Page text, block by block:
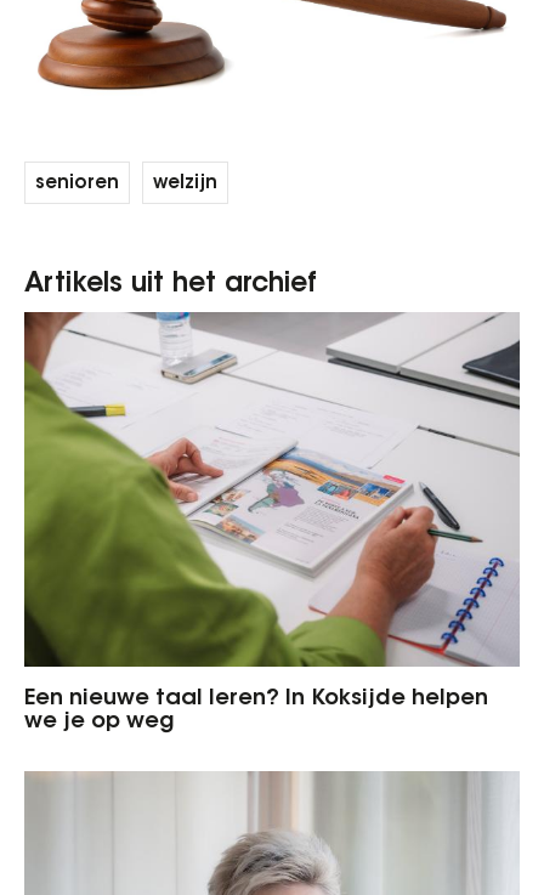
senioren welzijn
Artikels uit het archief
Een nieuwe taal leren? In Koksijde helpen
we je op weg